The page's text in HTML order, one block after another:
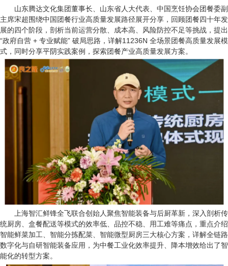
山东腾达文化集团董事长、山东省人大代表、中国烹饪协会团餐委副
主席宋超围绕中国团餐行业高质量发展路径展开分享，回顾团餐四十年发
展的四个阶段，剖析当前运营分散、成本高、风险防控不足等挑战，提出
“政府自营 + 专业赋能” 破局思路，详解11236N 全场景团餐高质量发展模
式，同时分享平阴实践案例，探索团餐产业高质量发展方案。
上海智汇鲜锋全飞联合创始人聚焦智能装备与后厨革新，深入剖析传
统厨房、盒餐配送等模式的效率低、品控不稳、用工难等痛点，重点介绍
智能鲜菜加工、智能分拣配菜、智能微型厨房三大核心方案，详解全链路
数字化与自研智能装备应用，为中餐工业化效率提升、降本增效给出了智
能化的转型方案。